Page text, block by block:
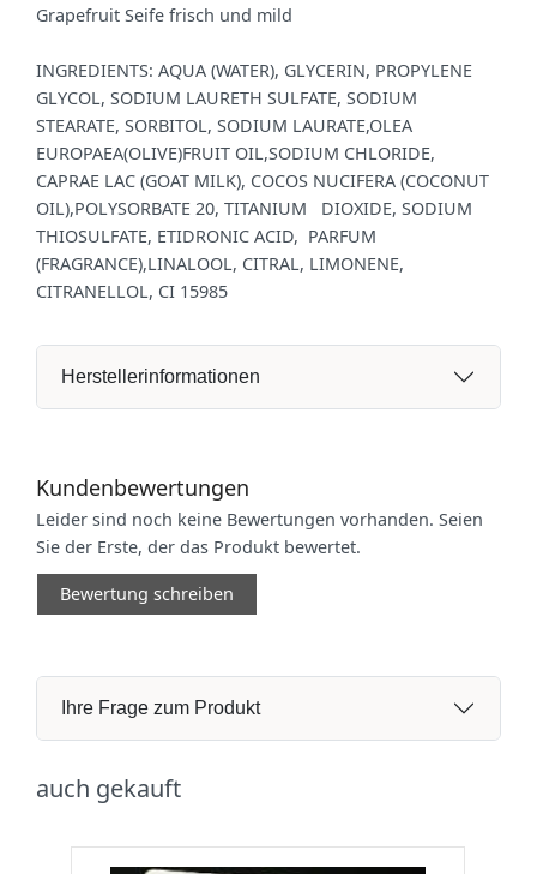
Grapefruit Seife frisch und mild
INGREDIENTS: AQUA (WATER), GLYCERIN, PROPYLENE
GLYCOL, SODIUM LAURETH SULFATE, SODIUM
STEARATE, SORBITOL, SODIUM LAURATE,OLEA
EUROPAEA(OLIVE)FRUIT OIL,SODIUM CHLORIDE,
CAPRAE LAC (GOAT MILK), COCOS NUCIFERA (COCONUT
OIL),POLYSORBATE 20, TITANIUM DIOXIDE, SODIUM
THIOSULFATE, ETIDRONIC ACID, PARFUM
(FRAGRANCE),LINALOOL, CITRAL, LIMONENE,
CITRANELLOL, CI 15985
Herstellerinformationen
Kundenbewertungen
Leider sind noch keine Bewertungen vorhanden. Seien
Sie der Erste, der das Produkt bewertet.
Bewertung schreiben
Ihre Frage zum Produkt
auch gekauft